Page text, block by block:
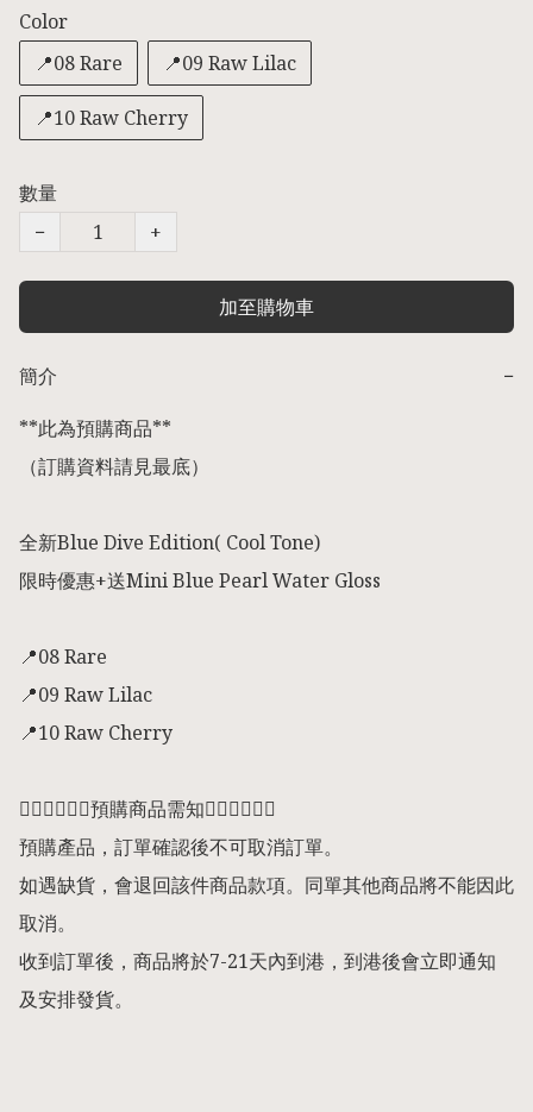
Color
📍08 Rare
📍09 Raw Lilac
📍10 Raw Cherry
數量
−
+
加至購物車
簡介
−
**此為預購商品**
（訂購資料請見最底）
全新Blue Dive Edition( Cool Tone)
限時優惠+送Mini Blue Pearl Water Gloss
📍08 Rare
📍09 Raw Lilac
📍10 Raw Cherry
👇🏻👇🏻👇🏻預購商品需知👇🏻👇🏻👇🏻
預購產品，訂單確認後不可取消訂單。
如遇缺貨，會退回該件商品款項。同單其他商品將不能因此
取消。
收到訂單後，商品將於7-21天內到港，到港後會立即通知
及安排發貨。